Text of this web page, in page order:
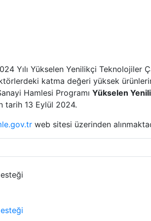
Yılı Yükselen Yenilikçi Teknolojiler
katma değeri yüksek
Hamlesi Programı Yükselen
tarih 13 Eylül 2024.
web sitesi üzerinden